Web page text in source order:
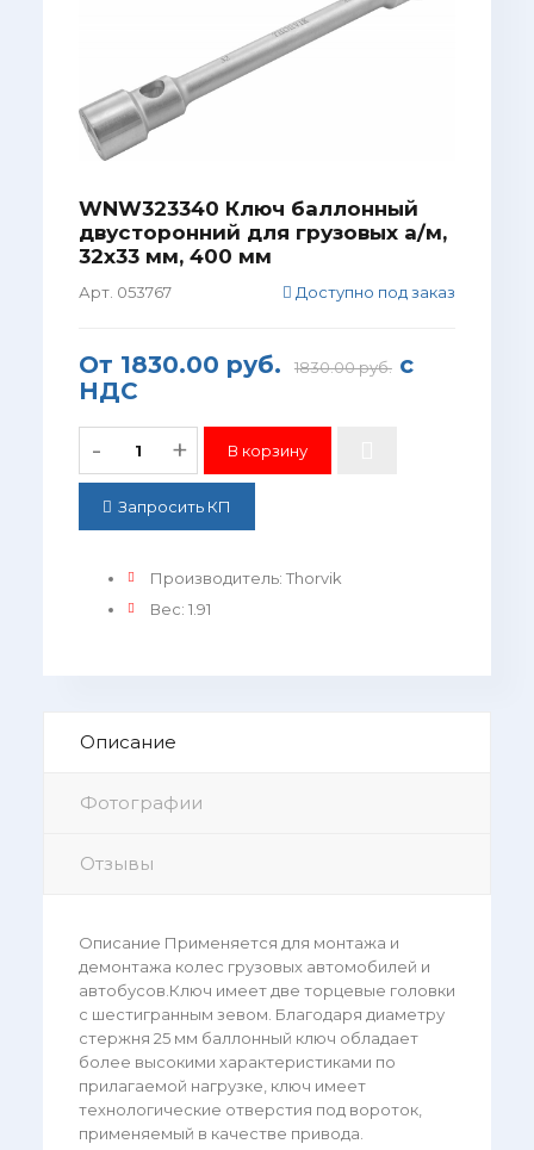
WNW323340 Ключ баллонный
двусторонний для грузовых а/м,
32х33 мм, 400 мм
Арт. 053767 Доступно под заказ
От 1830.00 руб. 1830.00 руб.с
НДС
- +
Запросить КП
Производитель: Thorvik
Вес: 1.91
Описание
Фотографии
Отзывы
Описание Применяется для монтажа и
демонтажа колес грузовых автомобилей и
автобусов.Ключ имеет две торцевые головки
с шестигранным зевом. Благодаря диаметру
стержня 25 мм баллонный ключ обладает
более высокими характеристиками по
прилагаемой нагрузке, ключ имеет
технологические отверстия под вороток,
применяемый в качестве привода.